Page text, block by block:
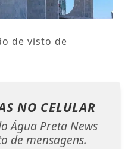
de visto de
NO CELULAR
Água Preta News
de mensagens.